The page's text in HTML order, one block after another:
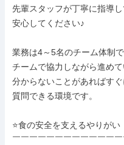
先輩スタッフが丁寧に指導
安心してください♪
業務は4～5名のチーム体制で
チームで協力しながら進めて
分からないことがあればすぐ
質問できる環境です。
⭐食の安全を支えるやりがい
￣￣￣￣￣￣￣￣￣￣￣￣